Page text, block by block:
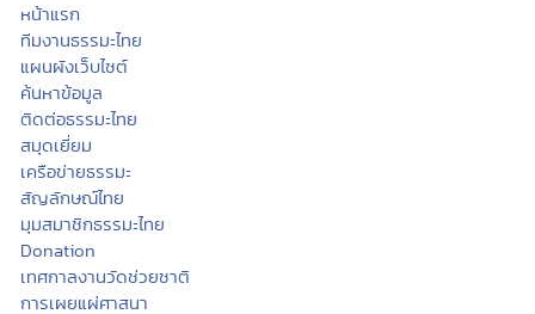
หน้าแรก
ทีมงานธรรมะไทย
แผนผังเว็บไซต์
ค้นหาข้อมูล
ติดต่อธรรมะไทย
สมุดเยี่ยม
เครือข่ายธรรมะ
สัญลักษณ์ไทย
มุมสมาชิกธรรมะไทย
Donation
เทศกาลงานวัดช่วยชาติ
การเผยแผ่ศาสนา